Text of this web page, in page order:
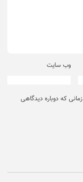
وب‌ سایت
که دوباره دیدگاهی